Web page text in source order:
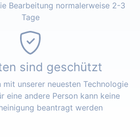
Bearbeitung normalerweise 2-3
Tage
sind geschützt
mit unserer neuesten Technologie
eine andere Person kann keine
beantragt werden